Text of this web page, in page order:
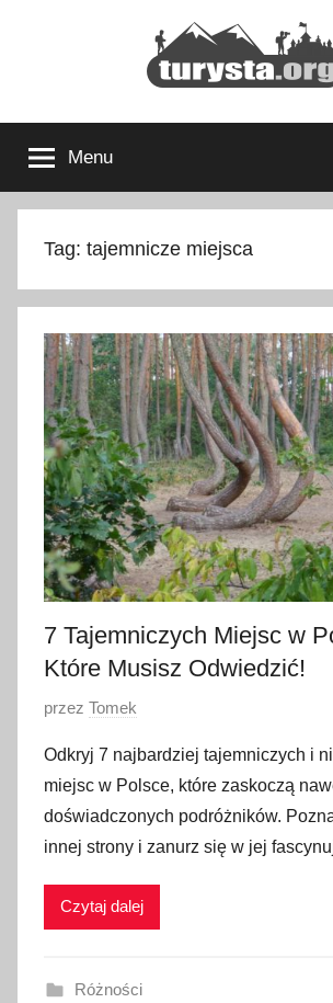
Turysta.org
podróżniczy
i
portal
turystyczny
Menu
Tag: tajemnicze miejsca
7 Tajemniczych Miejsc w
Które Musisz Odwiedzić!
O
u
b
l
i
w
n
przez Tomek
Odkryj 7 najbardziej tajemniczych i
miejsc w Polsce, które zaskoczą
doświadczonych podróżników.
innej strony i zanurz się w jej
Czytaj dalej
Różności